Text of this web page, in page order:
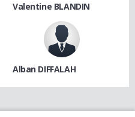
Valentine BLANDIN
Alban DIFFALAH